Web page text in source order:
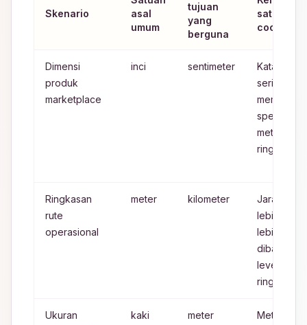
Skenario
asal
umum
tujuan
yang
berguna
satuan itu
cocok
Dimensi
produk
marketplace
inci sentimeter
Katalog
sering
spesifikasi
metrik
ringkas
Ringkasan
rute
operasional
meter kilometer
Jarak yang
lebih
lebih enak
dibaca
level
ringkasan
Ukuran
kaki meter
Meter